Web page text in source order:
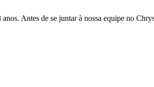
Antes de se juntar à nossa equipe no